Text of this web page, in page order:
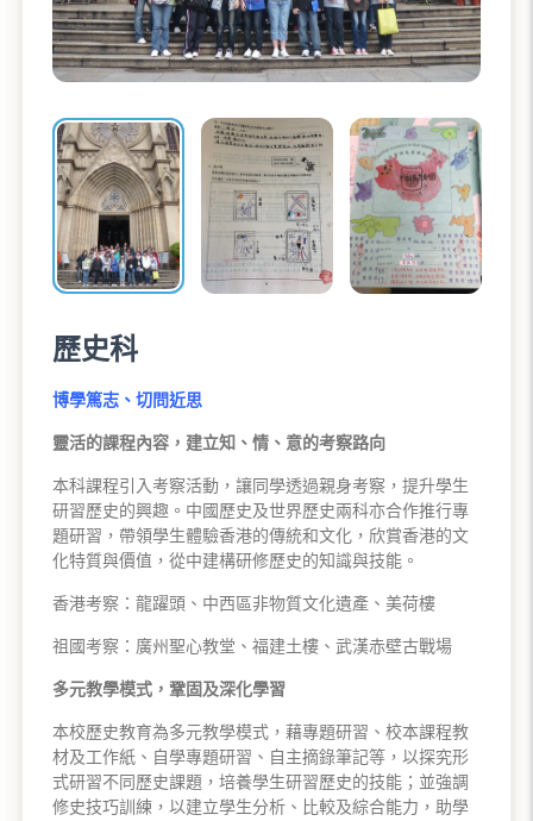
歷史科
博學篤志、切問近思
靈活的課程內容，建立知、情、意的考察路向
本科課程引入考察活動，讓同學透過親身考察，提升學生
研習歷史的興趣。中國歷史及世界歷史兩科亦合作推行專
題研習，帶領學生體驗香港的傳統和文化，欣賞香港的文
化特質與價值，從中建構研修歷史的知識與技能。
香港考察：龍躍頭、中西區非物質文化遺產、美荷樓
祖國考察：廣州聖心教堂、福建土樓、武漢赤壁古戰場
多元教學模式，鞏固及深化學習
本校歷史教育為多元教學模式，藉專題研習、校本課程教
材及工作紙、自學專題研習、自主摘錄筆記等，以探究形
式研習不同歷史課題，培養學生研習歷史的技能；並強調
修史技巧訓練，以建立學生分析、比較及綜合能力，助學